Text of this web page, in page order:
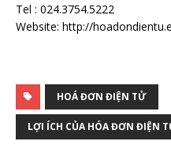
Tel : 024.3754.5222
Website: http://
HOÁ ĐƠN ĐIỆN TỬ
LỢI ÍCH CỦA HÓA ĐƠN ĐIỆN